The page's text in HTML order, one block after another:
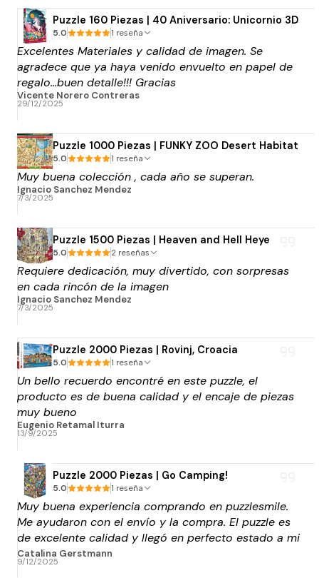
Puzzle 160 Piezas | 40 Aniversario: Unicornio 3D
5.0 1 reseña
Excelentes Materiales y calidad de imagen. Se
agradece que ya haya venido envuelto en papel de
regalo...buen detalle!!! Gracias
Vicente Norero Contreras
29/12/2025
Puzzle 1000 Piezas | FUNKY ZOO Desert Habitat
5.0 1 reseña
Muy buena colección , cada año se superan.
Ignacio Sanchez Mendez
7/3/2025
Puzzle 1500 Piezas | Heaven and Hell Heye
5.0 2 reseñas
Requiere dedicación, muy divertido, con sorpresas
en cada rincón de la imagen
Ignacio Sanchez Mendez
7/3/2025
Puzzle 2000 Piezas | Rovinj, Croacia
5.0 1 reseña
Un bello recuerdo encontré en este puzzle, el
producto es de buena calidad y el encaje de piezas
muy bueno
Eugenio Retamal Iturra
13/9/2025
Puzzle 2000 Piezas | Go Camping!
5.0 1 reseña
Muy buena experiencia comprando en puzzlesmile.
Me ayudaron con el envío y la compra. El puzzle es
de excelente calidad y llegó en perfecto estado a mi
punto blue express de elección. Muchas gracias por
el apoyo!
Catalina Gerstmann
9/12/2025